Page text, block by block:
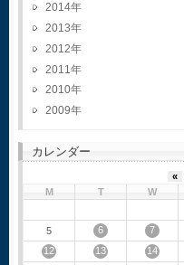
2014
2013
2012
2011
2010
2009
カレンダー
«
M
T W
5
6 7
12
13 14